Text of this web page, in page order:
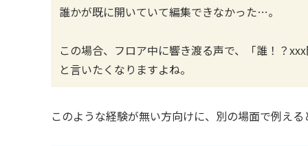
誰かが既に開いていて編集できなかった…。
この場合、フロア中に響き渡る声で、「誰！？
と言いたくなりますよね。
このような経験が無い方向けに、別の場面で例える